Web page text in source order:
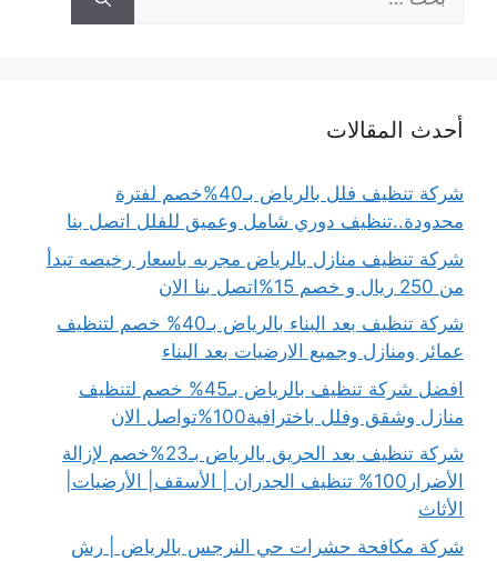
عن:
أحدث المقالات
شركة تنظيف فلل بالرياض بـ40%خصم لفترة
محدودة..تنظيف دوري شامل وعميق للفلل اتصل بنا
شركة تنظيف منازل بالرياض مجربه باسعار رخيصه تبدأ
من 250 ريال و خصم 15%اتصل بنا الان
شركة تنظيف بعد البناء بالرياض بـ40% خصم لتنظيف
عمائر ومنازل وجميع الارضيات بعد البناء
افضل شركة تنظيف بالرياض بـ45% خصم لتنظيف
منازل وشقق وفلل باخترافية100%تواصل الان
شركة تنظيف بعد الحريق بالرياض بـ23%خصم لإزالة
الأضرار100% تنظيف الجدران | الأسقف| الأرضيات|
الأثاث
شركة مكافحة حشرات حي النرجس بالرياض | رش